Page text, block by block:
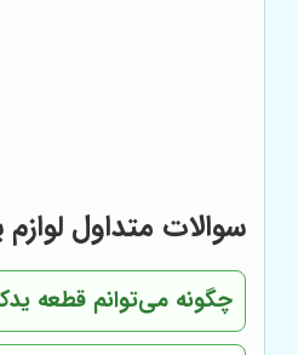
سوالات متداول
چگونه می‌توانم قطعه